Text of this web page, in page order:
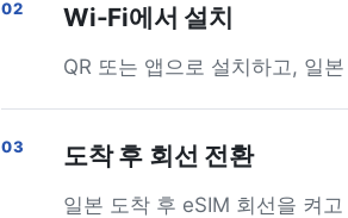
Wi-Fi에서 설치
QR 또는 앱으로 설치하고, 일
도착 후 회선 전환
일본 도착 후 eSIM 회선을 켜